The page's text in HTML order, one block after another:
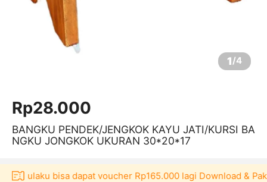
1/4
Rp28.000
BANGKU PENDEK/JENGKOK KAYU JATI/KURSI BA
NGKU JONGKOK UKURAN 30*20*17
Akulaku bisa dapat voucher Rp165.000 lagi Download &